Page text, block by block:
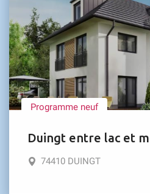
Programme neuf
Duingt entre lac et
74410 DUINGT